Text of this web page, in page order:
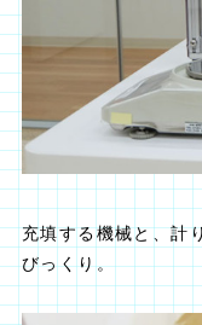
充填する機械と、計
びっくり。